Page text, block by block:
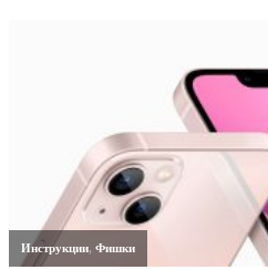
Инструкции,Фишки